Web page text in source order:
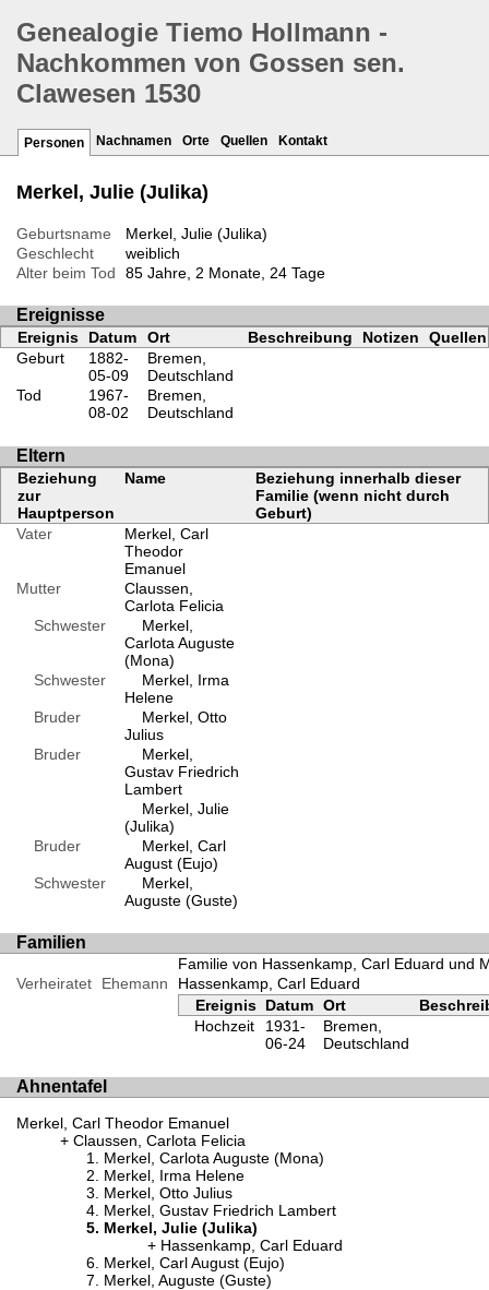
Genealogie Tiemo Hollmann -
Nachkommen von Gossen sen.
Clawesen 1530
Personen Nachnamen Orte Quellen Kontakt
Merkel, Julie (Julika)
Geburtsname
Merkel, Julie (Julika)
Geschlecht
weiblich
Alter beim Tod
85 Jahre, 2 Monate, 24 Tage
Ereignisse
Ereignis Datum Ort Beschreibung Notizen
Quellen
Geburt
1882-
05-09
Bremen,
Deutschland
Tod
1967-
08-02
Bremen,
Deutschland
Eltern
Beziehung
zur
Hauptperson
Name
Beziehung innerhalb dieser
Familie (wenn nicht durch
Geburt)
Vater
Merkel, Carl
Theodor
Emanuel
Mutter
Claussen,
Carlota Felicia
Schwester
Merkel,
Carlota Auguste
(Mona)
Schwester
Merkel, Irma
Helene
Bruder
Merkel, Otto
Julius
Bruder
Merkel,
Gustav Friedrich
Lambert
Merkel, Julie
(Julika)
Bruder
Merkel, Carl
August (Eujo)
Schwester
Merkel,
Auguste (Guste)
Familien
Familie von Hassenkamp, Carl Eduard und
Verheiratet
Ehemann
Hassenkamp, Carl Eduard
Ereignis Datum Ort
Hochzeit
1931-
06-24
Bremen,
Deutschland
Ahnentafel
Merkel, Carl Theodor Emanuel
Claussen, Carlota Felicia
Merkel, Carlota Auguste (Mona)
Merkel, Irma Helene
Merkel, Otto Julius
Merkel, Gustav Friedrich Lambert
Merkel, Julie (Julika)
Hassenkamp, Carl Eduard
Merkel, Carl August (Eujo)
Merkel, Auguste (Guste)